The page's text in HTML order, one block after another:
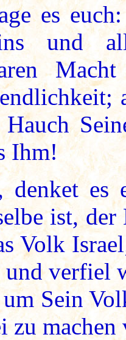
es
und
Ihm!
es
ist,
Volk
und verfiel
Sein
zu